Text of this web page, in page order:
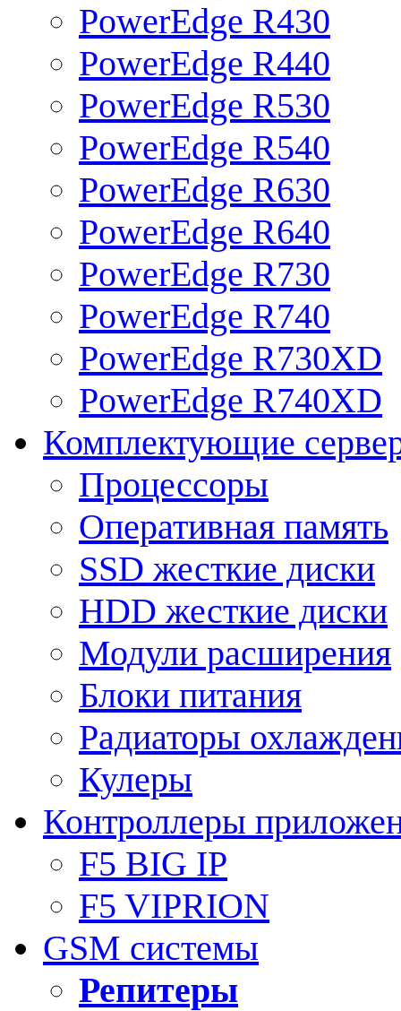
PowerEdge R430
PowerEdge R440
PowerEdge R530
PowerEdge R540
PowerEdge R630
PowerEdge R640
PowerEdge R730
PowerEdge R740
PowerEdge R730XD
PowerEdge R740XD
Комплектующие
Процессоры
Оперативная память
SSD жесткие диски
HDD жесткие диски
Модули расширения
Блоки питания
Радиаторы
Кулеры
Контроллеры
F5 BIG IP
F5 VIPRION
GSM системы
Репитеры